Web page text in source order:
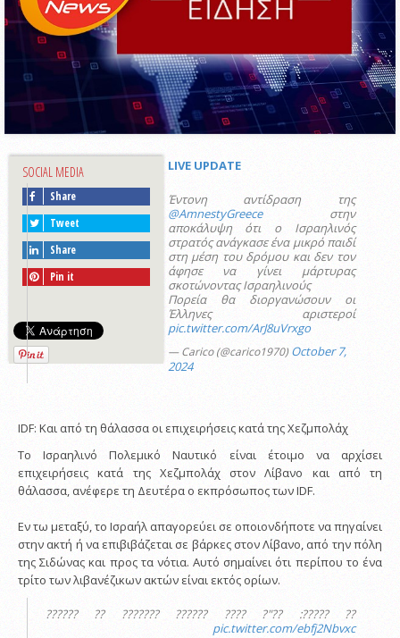
SOCIAL MEDIA
Share
Tweet
Share
Pin it
LIVE UPDATE
Έντονη αντίδραση της
@AmnestyGreeceστην
αποκάλυψη ότι ο Ισραηλινός
στρατός ανάγκασε ένα μικρό παιδί
στη μέση του δρόμου και δεν τον
άφησε να γίνει μάρτυρας
σκοτώνοντας Ισραηλινούς
Πορεία θα διοργανώσουν οι
Έλληνες αριστεροί
pic.twitter.com/ArJ8uVrxgo
— Carico (@carico1970)October 7,
2024
IDF: Και από τη θάλασσα οι επιχειρήσεις κατά της Χεζμπολάχ
Το Ισραηλινό Πολεμικό Ναυτικό είναι έτοιμο να αρχίσει
επιχειρήσεις κατά της Χεζμπολάχ στον Λίβανο και από τη
θάλασσα, ανέφερε τη Δευτέρα ο εκπρόσωπος των IDF.
Εν τω μεταξύ, το Ισραήλ απαγορεύει σε οποιονδήποτε να πηγαίνει
στην ακτή ή να επιβιβάζεται σε βάρκες στον Λίβανο, από την πόλη
της Σιδώνας και προς τα νότια. Αυτό σημαίνει ότι περίπου το ένα
τρίτο των λιβανέζικων ακτών είναι εκτός ορίων.
?? ?????: ??"? ???? ?????? ??????? ?? ??????
pic.twitter.com/ebfj2Nbvxc